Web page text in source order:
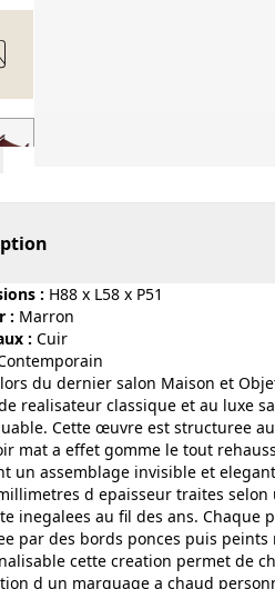
: H88 x L58 x P51
:
marron
:
cuir
contemporain
du dernier salon Maison et
realisateur classique et au luxe
Cette œuvre est structuree
mat a effet gomme le tout
un assemblage invisible et
d epaisseur traites
inegalees au fil des ans.
par des bords ponces puis
cette creation permet de
d un marquage a chaud